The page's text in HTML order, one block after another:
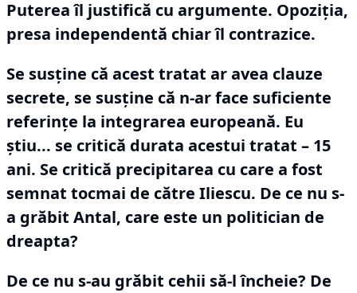
Puterea îl justifică cu argumente. Opoziţia,
presa independentă chiar îl contrazice.
Se susţine că acest tratat ar avea clauze
secrete, se susţine că n-ar face suficiente
referinţe la integrarea europeană. Eu
ştiu... se critică durata acestui tratat – 15
ani. Se critică precipitarea cu care a fost
semnat tocmai de către Iliescu. De ce nu s-
a grăbit Antal, care este un politician de
dreapta?
De ce nu s-au grăbit cehii să-l încheie? De